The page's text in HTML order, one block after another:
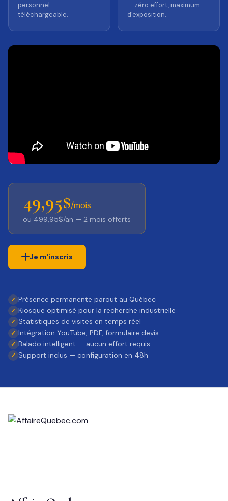
personnel
téléchargeable.
— zéro effort, maximum
d'exposition.
49,95$/mois
ou 499,95$/an — 2 mois offerts
Je m'inscris
Présence permanente parout au Québec
Kiosque optimisé pour la recherche industrielle
Statistiques de visites en temps réel
Intégration YouTube, PDF, formulaire devis
Balado intelligent — aucun effort requis
Support inclus — configuration en 48h